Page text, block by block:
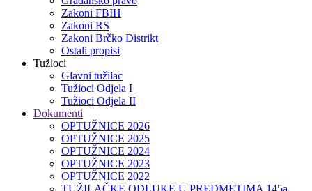
Zakoni FBIH
Zakoni RS
Zakoni Brčko Distrikt
Ostali propisi
Tužioci
Glavni tužilac
Tužioci Odjela I
Tužioci Odjela II
Dokumenti
OPTUŽNICE 2026
OPTUŽNICE 2025
OPTUŽNICE 2024
OPTUŽNICE 2023
OPTUŽNICE 2022